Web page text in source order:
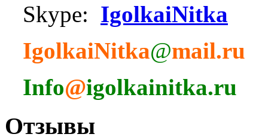
Skype: IgolkaiNitka
IgolkaiNitka@mail.ru
Info@igolkainitka.ru
Отзывы